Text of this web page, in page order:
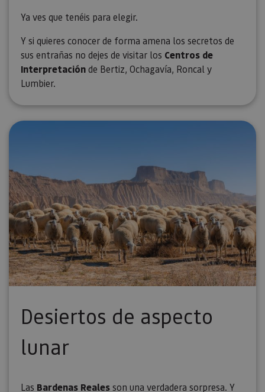
Ya ves que tenéis para elegir.
Y si quieres conocer de forma amena los secretos de
sus entrañas no dejes de visitar los Centros de
Interpretaciónde Bertiz, Ochagavía, Roncal y
Lumbier.
Desiertos de aspecto
lunar
Las Bardenas Realesson una verdadera sorpresa. Y